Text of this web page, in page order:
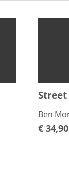
Ben
€34,90